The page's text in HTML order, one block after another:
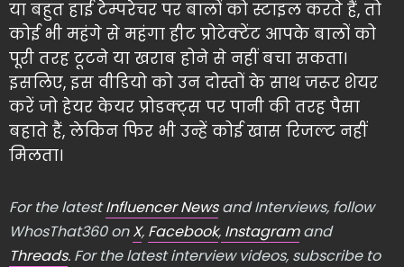
या बहुत हाई टेम्परेचर पर बालों को स्टाइल करते हैं, तो
कोई भी महंगे से महंगा हीट प्रोटेक्टेंट आपके बालों को
पूरी तरह टूटने या खराब होने से नहीं बचा सकता।
इसलिए, इस वीडियो को उन दोस्तों के साथ जरूर शेयर
करें जो हेयर केयर प्रोडक्ट्स पर पानी की तरह पैसा
बहाते हैं, लेकिन फिर भी उन्हें कोई खास रिजल्ट नहीं
मिलता।
For the latestInfluencer Newsand Interviews, follow
WhosThat360 onX, Facebook, Instagramand
Threads. For the latest interview videos, subscribe to